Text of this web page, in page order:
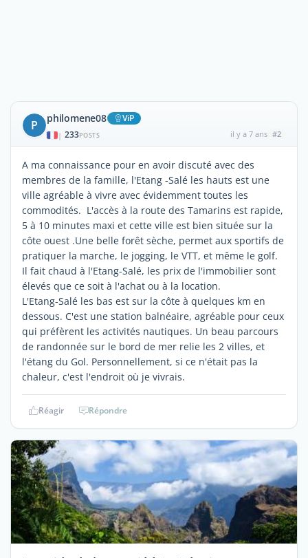
P philomene08 ViP
| 233POSTS il y a 7 ans #2
A ma connaissance pour en avoir discuté avec des
membres de la famille, l'Etang -Salé les hauts est une
ville agréable à vivre avec évidemment toutes les
commodités. L'accès à la route des Tamarins est rapide,
5 à 10 minutes maxi et cette ville est bien située sur la
côte ouest .Une belle forêt sèche, permet aux sportifs de
pratiquer la marche, le jogging, le VTT, et même le golf.
Il fait chaud à l'Etang-Salé, les prix de l'immobilier sont
élevés que ce soit à l'achat ou à la location.
L'Etang-Salé les bas est sur la côte à quelques km en
dessous. C'est une station balnéaire, agréable pour ceux
qui préfèrent les activités nautiques. Un beau parcours
de randonnée sur le bord de mer relie les 2 villes, et
l'étang du Gol. Personnellement, si ce n'était pas la
chaleur, c'est l'endroit où je vivrais.
Réagir Répondre